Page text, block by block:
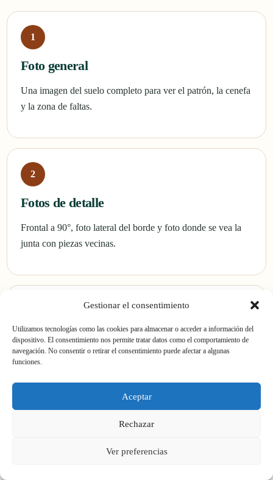
Gestionar el consentimiento
Utilizamos tecnologías como las cookies para almacenar o acceder a información del
dispositivo. El consentimiento nos permite tratar datos como el comportamiento de
navegación. No consentir o retirar el consentimiento puede afectar a algunas
funciones.
Aceptar
Rechazar
Ver preferencias
Foto general
Una imagen del suelo completo para ver el patrón, la cenefa
y la zona de faltas.
Fotos de detalle
Frontal a 90°, foto lateral del borde y foto donde se vea la
junta con piezas vecinas.
Medidas
Lado, ancho, largo o grosor aproximado. Si dudas, indica la
medida más cercana.